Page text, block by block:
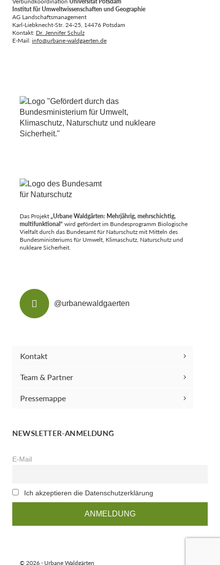
Institut für Umweltwissenschaften und Geographie
AG Landschaftsmanagement
Karl-Liebknecht-Str. 24-25, 14476 Potsdam
Kontakt: Dr. Jennifer Schulz
E-Mail:info@urbane-waldgaerten.de
Das Projekt„Urbane Waldgärten: Mehrjährig, mehrschichtig,
multifunktional“ wird gefördert im Bundesprogramm Biologische
Vielfalt durch das Bundesamt für Naturschutz mit Mitteln des
Bundesministeriums für Umwelt, Klimaschutz, Naturschutz und
nukleare Sicherheit.
@urbanewaldgaerten
Kontakt
Team & Partner
Pressemappe
NEWSLETTER-ANMELDUNG
E-Mail
Ich akzeptieren die Datenschutzerklärung
© 2026 · Urbane Waldgärten